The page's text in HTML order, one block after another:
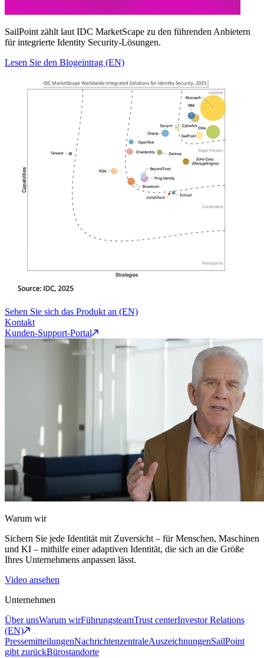
SailPoint zählt laut IDC MarketScape zu den führenden Anbietern
für integrierte Identity Security‑Lösungen.
Lesen Sie den Blogeintrag (EN)
Sehen Sie sich das Produkt an (EN)
Kontakt
Kunden-Support-Portal
Warum wir
Sichern Sie jede Identität mit Zuversicht – für Menschen, Maschinen
und KI – mithilfe einer adaptiven Identität, die sich an die Größe
Ihres Unternehmens anpassen lässt.
Video ansehen
Unternehmen
Über unsWarum wirFührungsteamTrust centerInvestor Relations
(EN)
PressemitteilungenNachrichtenzentraleAuszeichnungenSailPoint
gibt zurückBürostandorte